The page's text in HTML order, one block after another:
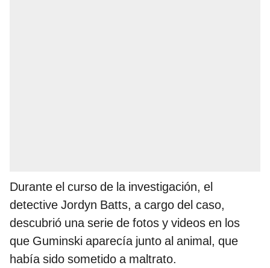
Durante el curso de la investigación, el
detective Jordyn Batts, a cargo del caso,
descubrió una serie de fotos y videos en los
que Guminski aparecía junto al animal, que
había sido sometido a maltrato.